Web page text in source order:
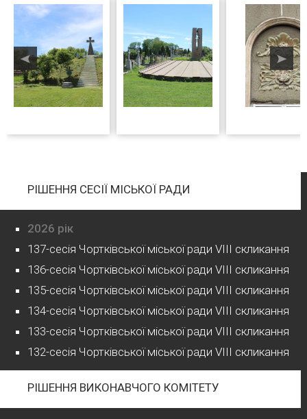
РІШЕННЯ СЕСІЇ МІСЬКОЇ РАДИ
2026 рік
137-сесія Чортківської міської ради VIII скликання
136-сесія Чортківської міської ради VIII скликання
135-сесія Чортківської міської ради VIII скликання
134-сесія Чортківської міської ради VIII скликання
133-сесія Чортківської міської ради VIII скликання
132-сесія Чортківської міської ради VIII скликання
РІШЕННЯ ВИКОНАВЧОГО КОМІТЕТУ